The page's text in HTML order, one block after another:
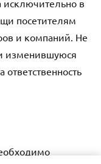
исключительно в
посетителям
и компаний. Не
изменившуюся